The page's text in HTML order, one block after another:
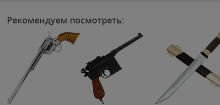
Рекомендуем посмотреть: